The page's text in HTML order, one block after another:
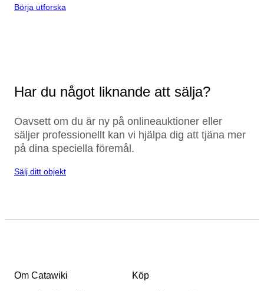
Börja utforska
Har du något liknande att sälja?
Oavsett om du är ny på onlineauktioner eller
säljer professionellt kan vi hjälpa dig att tjäna mer
på dina speciella föremål.
Sälj ditt objekt
Om Catawiki Köp